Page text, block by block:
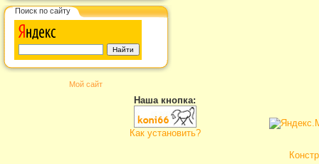
Поиск по сайту
Мой сайт
Наша кнопка:
Как установить?